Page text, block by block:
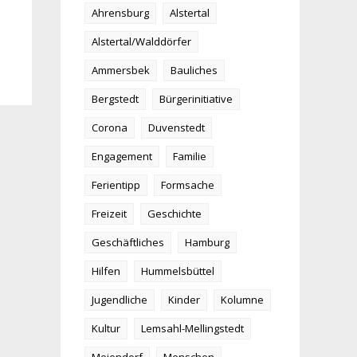
Ahrensburg
Alstertal
Alstertal/Walddörfer
Ammersbek
Bauliches
Bergstedt
Bürgerinitiative
Corona
Duvenstedt
Engagement
Familie
Ferientipp
Formsache
Freizeit
Geschichte
Geschäftliches
Hamburg
Hilfen
Hummelsbüttel
Jugendliche
Kinder
Kolumne
Kultur
Lemsahl-Mellingstedt